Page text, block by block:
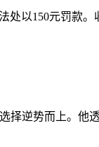
以150元罚款
逆势而上。他